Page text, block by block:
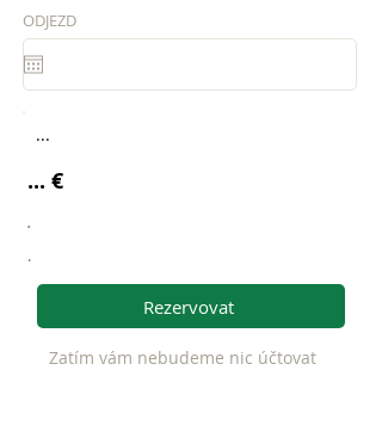
ODJEZD
...
... €
.
.
Rezervovat
Zatím vám nebudeme nic účtovat